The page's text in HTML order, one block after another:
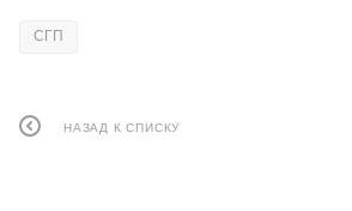
СГП
НАЗАД К СПИСКУ